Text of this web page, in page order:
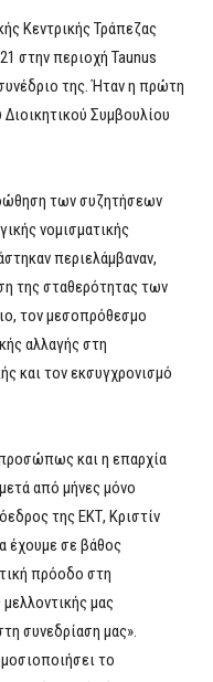
Κεντρικής Τράπεζας
στην περιοχή Taunus
της. Ήταν η πρώτη
Συμβουλίου
των συζητήσεων
νομισματικής
περιελάμβαναν,
της σταθερότητας των
τον μεσοπρόθεσμο
αλλαγής στη
και τον εκσυγχρονισμό
και η επαρχία
από μήνες μόνο
της ΕΚΤ, Κριστίν
έχουμε σε βάθος
πρόοδο στη
μας
συνεδρίαση μας».
το